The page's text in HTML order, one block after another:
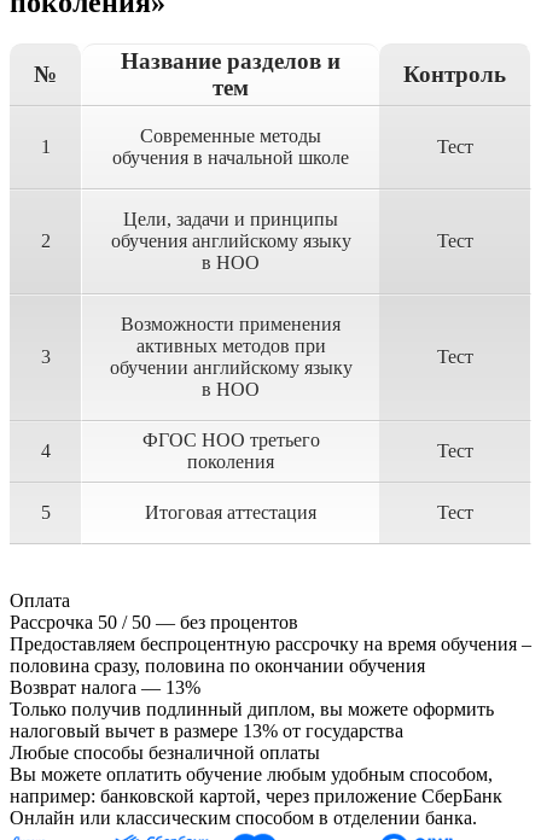
№
Название разделов и
тем
Контроль
1
Современные методы
обучения в начальной школе
Тест
2
Цели, задачи и принципы
обучения английскому языку
в НОО
Тест
3
Возможности применения
активных методов при
обучении английскому языку
в НОО
Тест
4
ФГОС НОО третьего
поколения
Тест
5 Итоговая аттестация Тест
Оплата
Рассрочка 50 / 50 — без процентов
Предоставляем беспроцентную рассрочку на время обучения –
половина сразу, половина по окончании обучения
Возврат налога — 13%
Только получив подлинный диплом, вы можете оформить
налоговый вычет в размере 13% от государства
Любые способы безналичной оплаты
Вы можете оплатить обучение любым удобным способом,
например: банковской картой, через приложение СберБанк
Онлайн или классическим способом в отделении банка.